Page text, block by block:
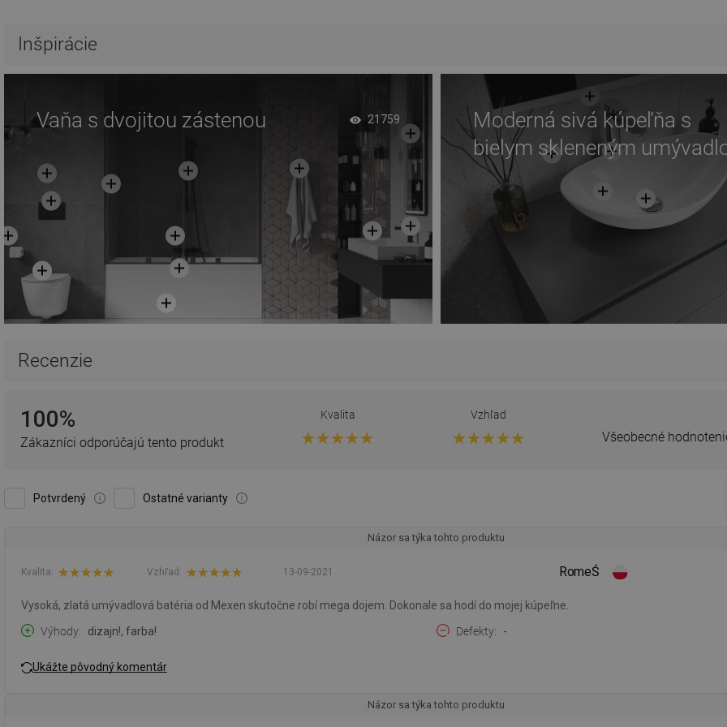
Inšpirácie
Vaňa s dvojitou zástenou 21759
Moderná sivá kúpeľňa s
bielym skleneným
Recenzie
100%
Zákazníci odporúčajú tento produkt
Kvalita Vzhľad
Všeobecné
Potvrdený Ostatné varianty
Názor sa týka tohto produktu
RomeŚ
13-09-2021
Kvalita: Vzhľad:
Vysoká, zlatá umývadlová batéria od Mexen skutočne robí mega dojem. Dokonale sa hodí do mojej kúpeľne.
Výhody
dizajn!, farba! Defekty -
Ukážte pôvodný komentár
Názor sa týka tohto produktu